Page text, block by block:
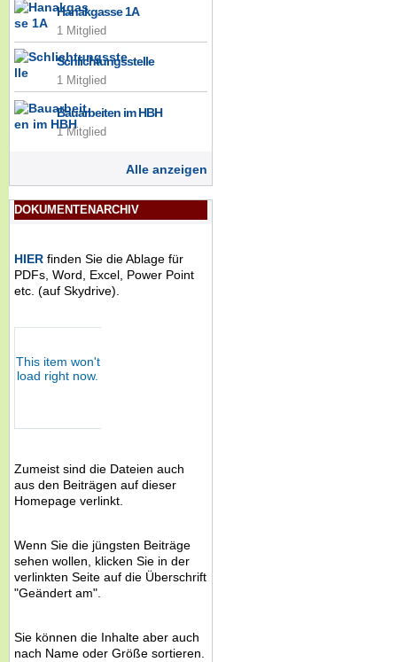
Hanakgasse 1A
1 Mitglied
Schlichtungsstelle
1 Mitglied
Bauarbeiten im HBH
1 Mitglied
Alle anzeigen
DOKUMENTENARCHIV
HIER finden Sie die Ablage für
PDFs, Word, Excel, Power Point
etc. (auf Skydrive).
Zumeist sind die Dateien auch
aus den Beiträgen auf dieser
Homepage verlinkt.
Wenn Sie die jüngsten Beiträge
sehen wollen, klicken Sie in der
verlinkten Seite auf die Überschrift
"Geändert am".
Sie können die Inhalte aber auch
nach Name oder Größe sortieren.